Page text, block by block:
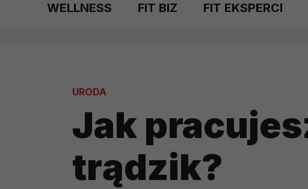
WELLNESS FIT BIZ FIT EKSPERCI
URODA
Jak
trądzik?